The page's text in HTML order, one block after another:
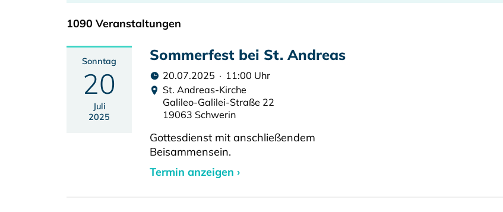
1090 Veranstaltungen
Sonntag
20
Juli
2025
Sommerfest bei St. Andreas
20.07.2025 · 11:00 Uhr
St. Andreas-Kirche
Galileo-Galilei-Straße 22
19063 Schwerin
Gottesdienst mit anschließendem
Beisammensein.
Termin anzeigen ›